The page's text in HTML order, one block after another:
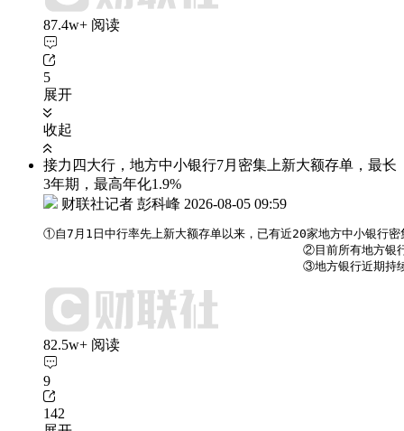
87.4w+ 阅读
5
展开
收起
接力四大行，地方中小银行7月密集上新大额存单，最长
3年期，最高年化1.9%
财联社记者 彭科峰 2026-08-05 09:59
①自7月1日中行率先上新大额存单以来，已有近20家地方中小银行
②目前所有地方银行发
③地方银行近期持续
82.5w+ 阅读
9
142